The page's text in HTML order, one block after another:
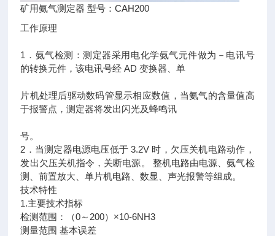
矿用氨气测定器 型号：CAH200
工作原理
1．氨气检测：测定器采用电化学氨气元件做为－电讯号
的转换元件，该电讯号经 AD 变换器、单
片机处理后驱动数码管显示相应数值，当氨气的含量值高
于报警点，测定器将发出闪光及蜂鸣讯
号。
2．当测定器电源电压低于 3.2V 时，欠压关机电路动作，
发出欠压关机指令，关断电源。 整机电路由电源、氨气检
测、前置放大、单片机电路、数显、声光报警等组成。
技术特性
1.主要技术指标
检测范围：（0～200）×10-6NH3
测量范围 基本误差